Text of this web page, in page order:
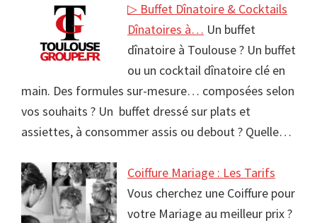
▷ Buffet Dînatoire & Cocktails
Dînatoires à… Un buffet
dînatoire à Toulouse ? Un buffet
ou un cocktail dînatoire clé en
main. Des formules sur-mesure… composées selon
vos souhaits ? Un buffet dressé sur plats et
assiettes, à consommer assis ou debout ? Quelle…
Coiffure Mariage : Les Tarifs
Vous cherchez une Coiffure pour
votre Mariage au meilleur prix ?